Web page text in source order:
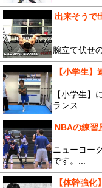
出来そうで
腕立て伏せ
【小学生】
【小学生】
ランス...
NBAの練習
ニューヨー
です。...
【体幹強